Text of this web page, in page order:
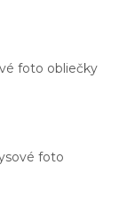
foto obliečky
foto